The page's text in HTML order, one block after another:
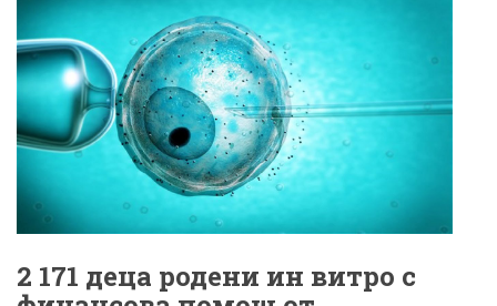
2 171 деца родени ин витро с